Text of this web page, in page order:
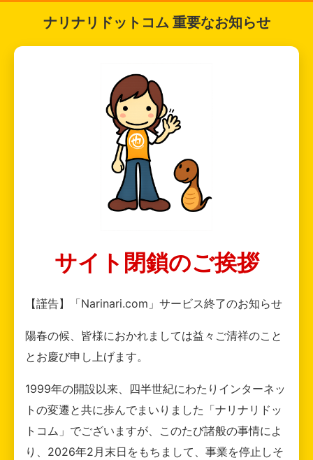
ナリナリドットコム 重要なお知らせ
サイト閉鎖のご挨拶
【謹告】「Narinari.com」サービス終了のお知らせ
陽春の候、皆様におかれましては益々ご清祥のこと
とお慶び申し上げます。
1999年の開設以来、四半世紀にわたりインターネッ
トの変遷と共に歩んでまいりました「ナリナリドッ
トコム」でございますが、このたび諸般の事情によ
り、2026年2月末日をもちまして、事業を停止しそ